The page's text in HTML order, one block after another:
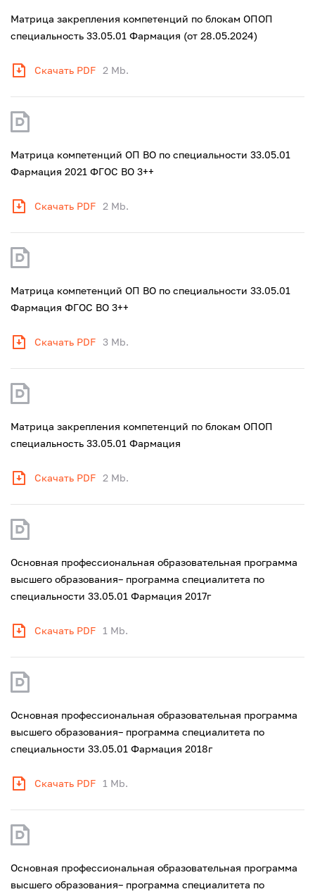
Матрица закрепления компетенций по блокам ОПОП
специальность 33.05.01 Фармация (от 28.05.2024)
Скачать PDF 2 Mb.
Матрица компетенций ОП ВО по специальности 33.05.01
Фармация 2021 ФГОС ВО 3++
Скачать PDF 2 Mb.
Матрица компетенций ОП ВО по специальности 33.05.01
Фармация ФГОС ВО 3++
Скачать PDF 3 Mb.
Матрица закрепления компетенций по блокам ОПОП
специальность 33.05.01 Фармация
Скачать PDF 2 Mb.
Основная профессиональная образовательная программа
высшего образования– программа специалитета по
специальности 33.05.01 Фармация 2017г
Скачать PDF 1 Mb.
Основная профессиональная образовательная программа
высшего образования– программа специалитета по
специальности 33.05.01 Фармация 2018г
Скачать PDF 1 Mb.
Основная профессиональная образовательная программа
высшего образования– программа специалитета по